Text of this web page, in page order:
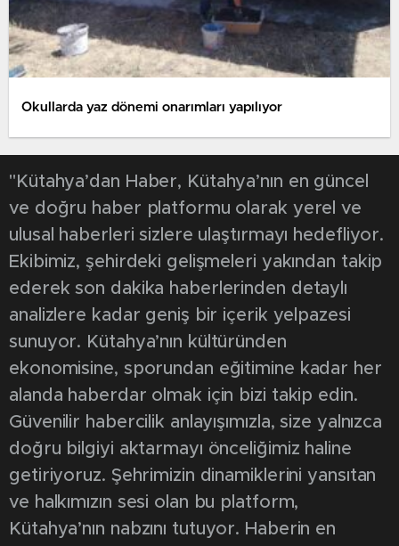
Okullarda yaz dönemi onarımları yapılıyor
"Kütahya’dan Haber, Kütahya’nın en güncel
ve doğru haber platformu olarak yerel ve
ulusal haberleri sizlere ulaştırmayı hedefliyor.
Ekibimiz, şehirdeki gelişmeleri yakından takip
ederek son dakika haberlerinden detaylı
analizlere kadar geniş bir içerik yelpazesi
sunuyor. Kütahya’nın kültüründen
ekonomisine, sporundan eğitimine kadar her
alanda haberdar olmak için bizi takip edin.
Güvenilir habercilik anlayışımızla, size yalnızca
doğru bilgiyi aktarmayı önceliğimiz haline
getiriyoruz. Şehrimizin dinamiklerini yansıtan
ve halkımızın sesi olan bu platform,
Kütahya’nın nabzını tutuyor. Haberin en